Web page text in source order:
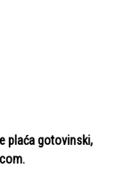
plaća gotovinski,